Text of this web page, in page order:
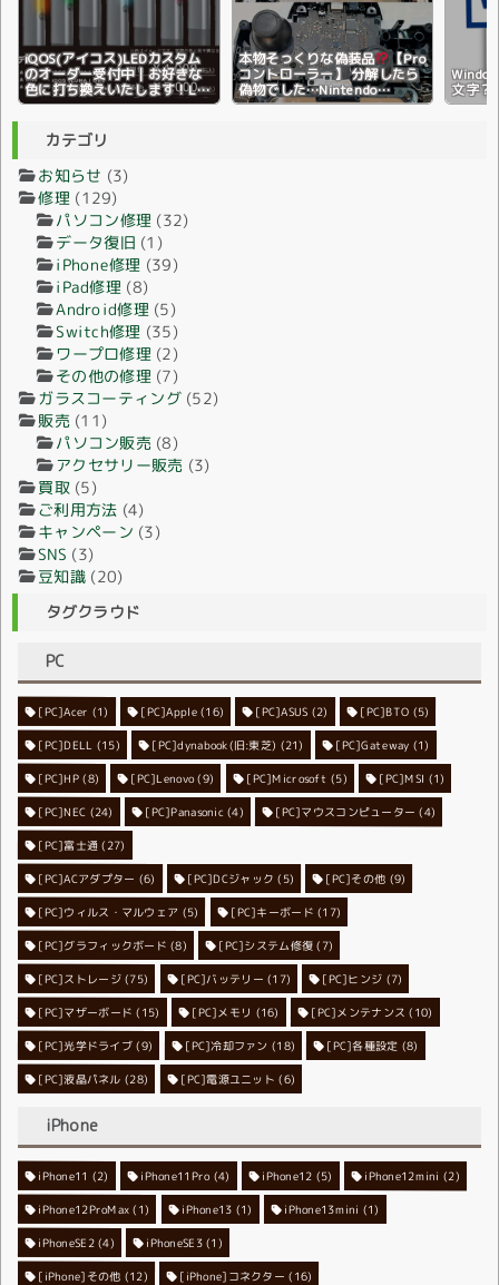
iQOS(アイコス)LEDカスタム
のオーダー受付中｜お好きな
色に打ち換えいたします！LED
ライトの色変更♪全国配送対応
本物そっくりな偽装品
【Pro
コントローラー】 分解したら
偽物でした…Nintendo
Switch(ニンテンドースイッ
文字？
カテゴリ
お知らせ (3)
修理 (129)
パソコン修理 (32)
データ復旧 (1)
iPhone修理 (39)
iPad修理 (8)
Android修理 (5)
Switch修理 (35)
ワープロ修理 (2)
その他の修理 (7)
ガラスコーティング(52)
販売(11)
パソコン販売 (8)
アクセサリー販売 (3)
買取(5)
ご利用方法 (4)
キャンペーン (3)
SNS (3)
豆知識 (20)
タグクラウド
PC
[PC]Acer (1) [PC]Apple(16) [PC]ASUS (2) [PC]BTO (5)
[PC]DELL (15) [PC]dynabook(旧:東芝) (21) [PC]Gateway (1)
[PC]HP(8) [PC]Lenovo(9) [PC]Microsoft (5) [PC]MSI (1)
[PC]NEC (24) [PC]Panasonic (4) [PC]マウスコンピューター (4)
[PC]富士通 (27)
[PC]ACアダプター (6) [PC]DCジャック (5) [PC]その他 (9)
[PC]ウィルス・マルウェア (5) [PC]キーボード (17)
[PC]グラフィックボード (8) [PC]システム修復 (7)
[PC]ストレージ(75) [PC]バッテリー (17) [PC]ヒンジ (7)
[PC]マザーボード (15) [PC]メモリ (16) [PC]メンテナンス (10)
[PC]光学ドライブ (9) [PC]冷却ファン (18) [PC]各種設定 (8)
[PC]液晶パネル (28) [PC]電源ユニット (6)
iPhone
iPhone11 (2) iPhone11Pro(4) iPhone12 (5) iPhone12mini (2)
iPhone12ProMax (1) iPhone13 (1) iPhone13mini (1)
iPhoneSE2(4) iPhoneSE3 (1)
[iPhone]その他 (12) [iPhone]コネクター (16)